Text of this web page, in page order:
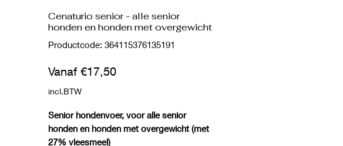
Cenaturio senior - alle senior
honden en honden met overgewicht
Productcode: 364115376135191
Vanaf €17,50Verkoopprijs
incl.BTW
Senior hondenvoer, voor alle senior
honden en honden met overgewicht (met
27% vleesmeel)